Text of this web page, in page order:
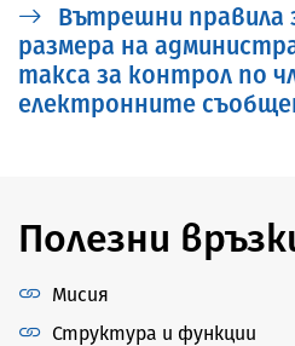
Вътрешни правила
размера на
такса за контрол по
електронните
Полезни
Мисия
Структура и функции